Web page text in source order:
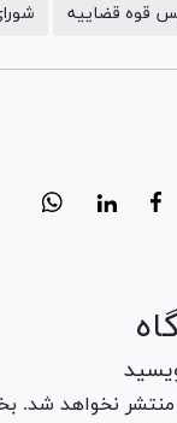
قوه قضاییه
نخواهد شد.